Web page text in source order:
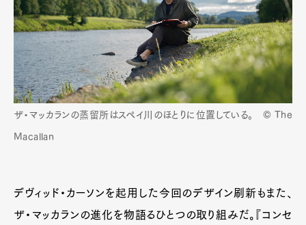
ザ・マッカランの蒸留所はスペイ川のほとりに位置している。 © The
Macallan
デヴィッド・カーソンを起用した今回のデザイン刷新もまた、
ザ・マッカランの進化を物語るひとつの取り組みだ。『コンセ